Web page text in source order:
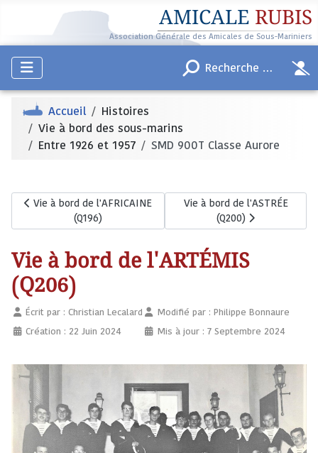
AMICALE RUBIS
Association Générale des Amicales de Sous-Mariniers
Accueil
Histoires
Vie à bord des sous-marins
Entre 1926 et 1957
SMD 900T Classe Aurore
Article précédent : Vie à bord de l'AFRICAINE (Q196)
Vie à bord de l'AFRICAINE
(Q196)
Article suivant : Vie à bord
Vie à bord de l'ASTRÉE
(Q200)
Vie à bord de l'ARTÉMIS
(Q206)
Écrit par :Christian Lecalard
Création : 22 Juin 2024
Modifié par : Philippe Bonnaure
Mis à jour : 7 Septembre 2024